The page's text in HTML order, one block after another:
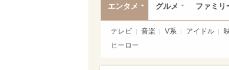
エンタメ グルメ ファミリ
テレビ 音楽 V系 アイドル
ヒーロー